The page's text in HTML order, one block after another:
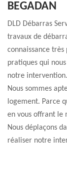
BEGADAN
DLD Débarras
travaux de
connaissance
pratiques qui
notre
Nous sommes
logement. Parce
en vous offrant le
Nous déplaçons
réaliser notre